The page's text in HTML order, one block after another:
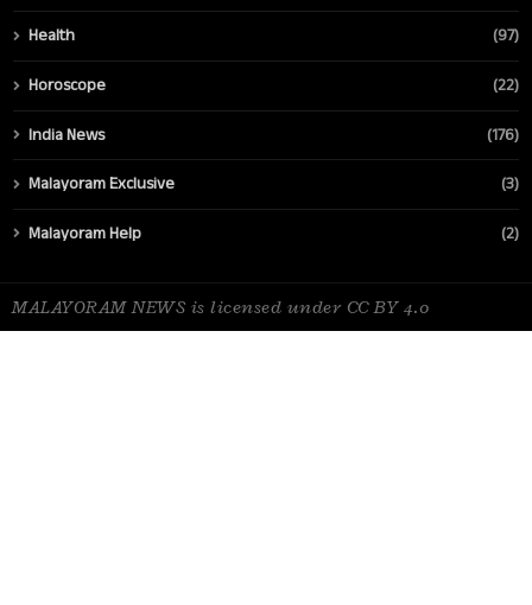
Health (97)
Horoscope (22)
India News (176)
Malayoram Exclusive (3)
Malayoram Help (2)
MALAYORAM NEWS is licensed under CC BY 4.0